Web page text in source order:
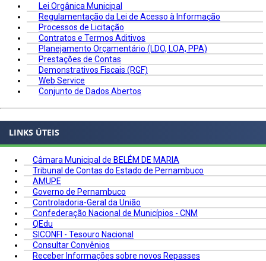
Lei Orgânica Municipal
Regulamentação da Lei de Acesso à Informação
Processos de Licitação
Contratos e Termos Aditivos
Planejamento Orçamentário (LDO, LOA, PPA)
Prestações de Contas
Demonstrativos Fiscais (RGF)
Web Service
Conjunto de Dados Abertos
LINKS ÚTEIS
Câmara Municipal de BELÉM DE MARIA
Tribunal de Contas do Estado de Pernambuco
AMUPE
Governo de Pernambuco
Controladoria-Geral da União
Confederação Nacional de Municípios - CNM
QEdu
SICONFI - Tesouro Nacional
Consultar Convênios
Receber Informações sobre novos Repasses